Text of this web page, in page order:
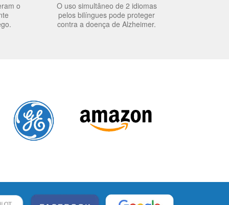
o
O uso simultâneo de 2 idiomas
pelos bilíngues pode proteger
contra a doença de Alzheimer.